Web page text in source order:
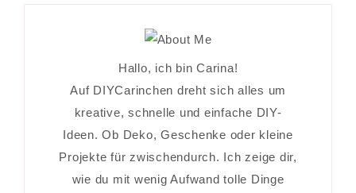
Hallo, ich bin Carina!
Auf DIYCarinchen dreht sich alles um
kreative, schnelle und einfache DIY-
Ideen. Ob Deko, Geschenke oder kleine
Projekte für zwischendurch. Ich zeige dir,
wie du mit wenig Aufwand tolle Dinge